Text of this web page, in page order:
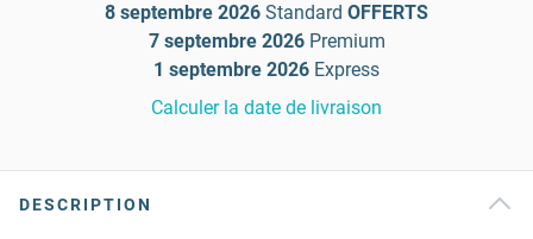
8 septembre 2026 Standard OFFERTS
7 septembre 2026 Premium
1 septembre 2026 Express
Calculer la date de livraison
DESCRIPTION